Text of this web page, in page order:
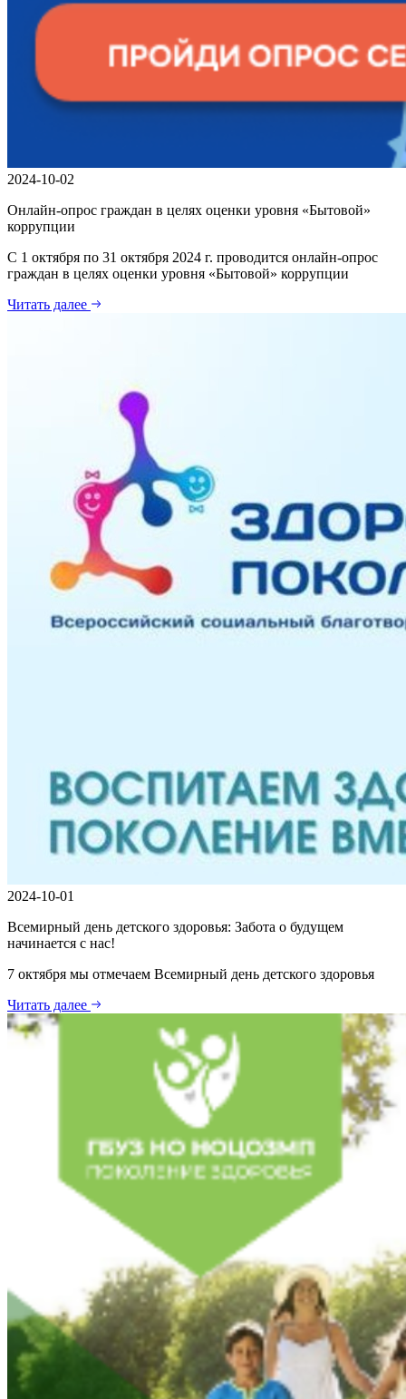
2024-10-02
Онлайн-опрос граждан в целях оценки уровня «Бытовой»
коррупции
С 1 октября по 31 октября 2024 г. проводится онлайн-опрос
граждан в целях оценки уровня «Бытовой» коррупции
Читать далее
2024-10-01
Всемирный день детского здоровья: Забота о будущем
начинается с нас!
7 октября мы отмечаем Всемирный день детского здоровья
Читать далее